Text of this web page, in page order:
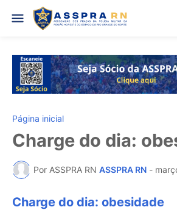
Página inicial
Charge do dia:
Por ASSPRA RN ASSPRA RN -
Charge do dia: obesidade